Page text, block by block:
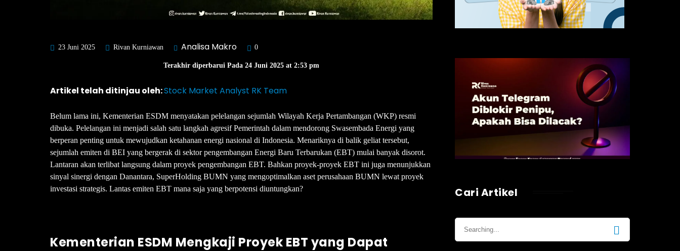
23 Juni 2025 Rivan Kurniawan Analisa Makro 0
Terakhir diperbarui Pada 24 Juni 2025 at 2:53 pm
Artikel telah ditinjau oleh:Stock Market Analyst RK Team
Belum lama ini, Kementerian ESDM menyatakan pelelangan sejumlah Wilayah Kerja Pertambangan (WKP) resmi
dibuka. Pelelangan ini menjadi salah satu langkah agresif Pemerintah dalam mendorong Swasembada Energi yang
berperan penting untuk mewujudkan ketahanan energi nasional di Indonesia. Menariknya di balik geliat tersebut,
sejumlah emiten di BEI yang bergerak di sektor pengembangan Energi Baru Terbarukan (EBT) mulai banyak disorot.
Lantaran akan terlibat langsung dalam proyek pengembangan EBT. Bahkan proyek-proyek EBT ini juga menunjukkan
sinyal sinergi dengan Danantara, SuperHolding BUMN yang mengoptimalkan aset perusahaan BUMN lewat proyek
investasi strategis. Lantas emiten EBT mana saja yang berpotensi diuntungkan?
Kementerian ESDM Mengkaji Proyek EBT yang Dapat
Cari Artikel